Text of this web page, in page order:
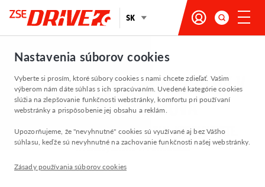
SK
NABÍJANIE ELEKTROMOBILOV V
POHODLÍ DOMOVA
NABÍJAJTE SVOJ ELEKTROMOBIL TAM, KDE PARKUJETE.
RÝCHLO, LACNO A POHODLNE.
Nastavenia súborov cookies
Vyberte si prosím, ktoré súbory cookies s nami chcete zdieľať. Vašim
výberom nám dáte súhlas s ich spracúvaním. Uvedené kategórie cookies
slúžia na zlepšovanie funkčnosti webstránky, komfortu pri používaní
webstránky a prispôsobenie jej obsahu a reklám.
Upozorňujeme, že "nevyhnutné" cookies sú využívané aj bez Vášho
súhlasu, keďže sú nevyhnutné na zachovanie funkčnosti našej webstránky.
Zásady používania súborov cookies